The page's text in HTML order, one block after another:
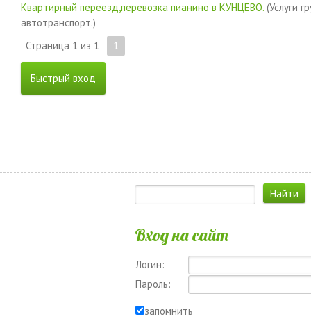
Квартирный переезд,перевозка пианино в КУНЦЕВО. (Услуги
автотранспорт.)
Страница 1 из 1 1
Вход на сайт
Логин:
Пароль:
запомнить